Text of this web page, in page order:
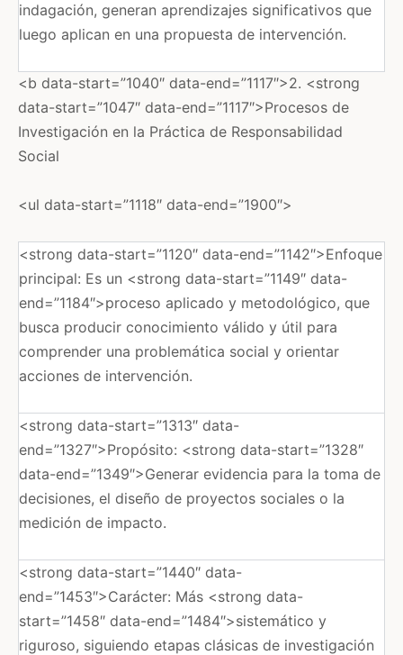
indagación, generan aprendizajes significativos que
luego aplican en una propuesta de intervención.
<b data-start=”1040″ data-end=”1117″>2. <strong
data-start=”1047″ data-end=”1117″>Procesos de
Investigación en la Práctica de Responsabilidad
Social
<ul data-start=”1118″ data-end=”1900″>
<strong data-start=”1120″ data-end=”1142″>Enfoque
principal: Es un <strong data-start=”1149″ data-
end=”1184″>proceso aplicado y metodológico, que
busca producir conocimiento válido y útil para
comprender una problemática social y orientar
acciones de intervención.
<strong data-start=”1313″ data-
end=”1327″>Propósito: <strong data-start=”1328″
data-end=”1349″>Generar evidencia para la toma de
decisiones, el diseño de proyectos sociales o la
medición de impacto.
<strong data-start=”1440″ data-
end=”1453″>Carácter: Más <strong data-
start=”1458″ data-end=”1484″>sistemático y
riguroso, siguiendo etapas clásicas de investigación